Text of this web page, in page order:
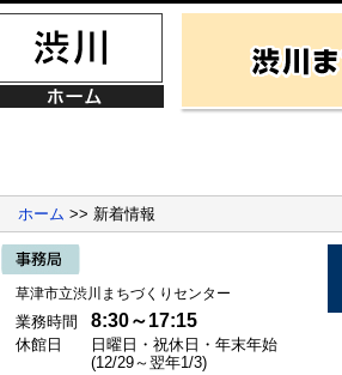
ホーム >> 新着情報
草津市立渋川まちづくりセンター
業務時間 8:30～17:15
休館日
日曜日・祝休日・年末年始
(12/29～翌年1/3)